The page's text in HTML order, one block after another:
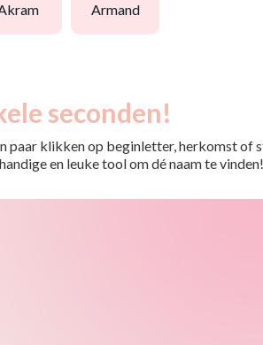
akram armand
seconden!
paar klikken op beginletter, herkomst of
en leuke tool om dé naam te vinden!